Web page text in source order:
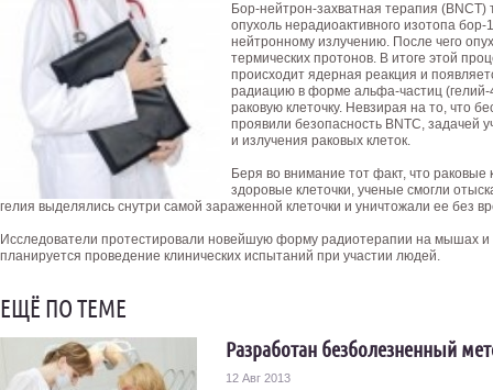
Бор-нейтрон-захватная терапия
опухоль нерадиоактивного изотопа
нейтронному излучению. После чего
термических протонов. В итоге этой
происходит ядерная реакция и
радиацию в форме альфа-частиц
раковую клеточку. Невзирая на то, что
проявили безопасность BNTC, задачей
и излучения раковых клеток.
Беря во внимание тот факт, что
здоровые клеточки, ученые смогли
гелия выделялись снутри самой зараженной клеточки и уничтожали ее без
Исследователи протестировали новейшую форму радиотерапии на мышах
планируется проведение клинических испытаний при участии людей.
ЕЩЁ ПО ТЕМЕ
Разработан безболезненный
12 Авг 2013